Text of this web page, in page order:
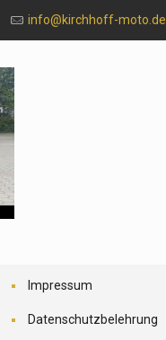
info@kirchhoff-moto.de
Impressum
Datenschutzbelehrung